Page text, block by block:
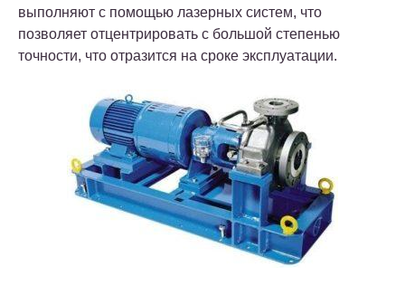
выполняют с помощью лазерных систем, что
позволяет отцентрировать с большой степенью
точности, что отразится на сроке эксплуатации.